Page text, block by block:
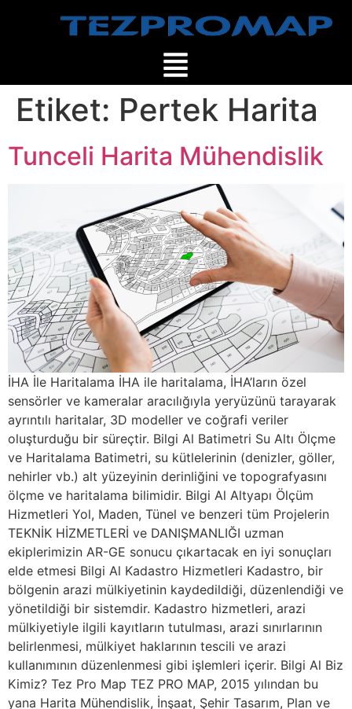
Etiket: Pertek Harita
Tunceli Harita Mühendislik
İHA İle Haritalama İHA ile haritalama, İHA’ların özel
sensörler ve kameralar aracılığıyla yeryüzünü tarayarak
ayrıntılı haritalar, 3D modeller ve coğrafi veriler
oluşturduğu bir süreçtir. Bilgi Al Batimetri Su Altı Ölçme
ve Haritalama Batimetri, su kütlelerinin (denizler, göller,
nehirler vb.) alt yüzeyinin derinliğini ve topografyasını
ölçme ve haritalama bilimidir. Bilgi Al Altyapı Ölçüm
Hizmetleri Yol, Maden, Tünel ve benzeri tüm Projelerin
TEKNİK HİZMETLERİ ve DANIŞMANLIĞI uzman
ekiplerimizin AR-GE sonucu çıkartacak en iyi sonuçları
elde etmesi Bilgi Al Kadastro Hizmetleri Kadastro, bir
bölgenin arazi mülkiyetinin kaydedildiği, düzenlendiği ve
yönetildiği bir sistemdir. Kadastro hizmetleri, arazi
mülkiyetiyle ilgili kayıtların tutulması, arazi sınırlarının
belirlenmesi, mülkiyet haklarının tescili ve arazi
kullanımının düzenlenmesi gibi işlemleri içerir. Bilgi Al Biz
Kimiz? Tez Pro Map TEZ PRO MAP, 2015 yılından bu
yana Harita Mühendislik, İnşaat, Şehir Tasarım, Plan ve